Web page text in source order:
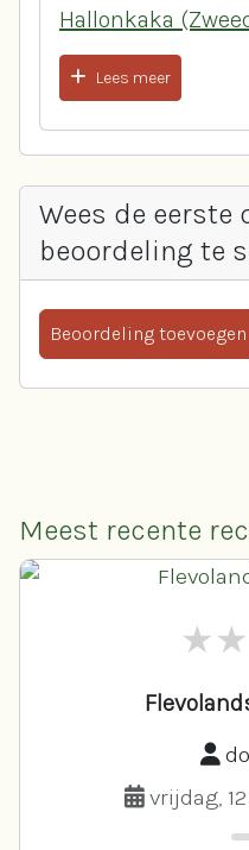
Hallonkaka
Lees meer
Wees de eerste
beoordeling te
Beoordeling toevoegen
Meest recente
vrijdag,